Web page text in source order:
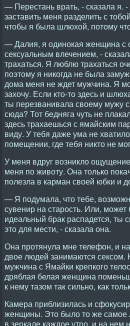
— Перестань врать, - сказала я.
заставить меня разделить с
чтобы я была шлюхой, потому
— Далия, я одинокая женщина с
сексуальным влечением, -
трахаться. Я люблю трахаться
поэтому я никогда не была
дома меня не ждет мужчина. Я
захочу. Если кто-то здесь и
ты перезванивала своему мужу
сюда? Тот бедняга чуть не
здесь трахаешься с ямайским
виду. У тебя даже ума не
помещении, где тебя никто не
У меня вдруг возникло
меня по животу. Она только
полезла в карман своей юбки и
— Я подумала, что тебе,
сувенир на старость. Или, может
идеальный брак распадется, ты
это для мести, - сказала она.
Она протянула мне телефон, и
двое людей занимаются сексом.
мужчина с Ямайки крепкого
дряблая белая женщина
к нему тазом так сильно, как
Камера приблизилась и
женщины. Это было то же самое